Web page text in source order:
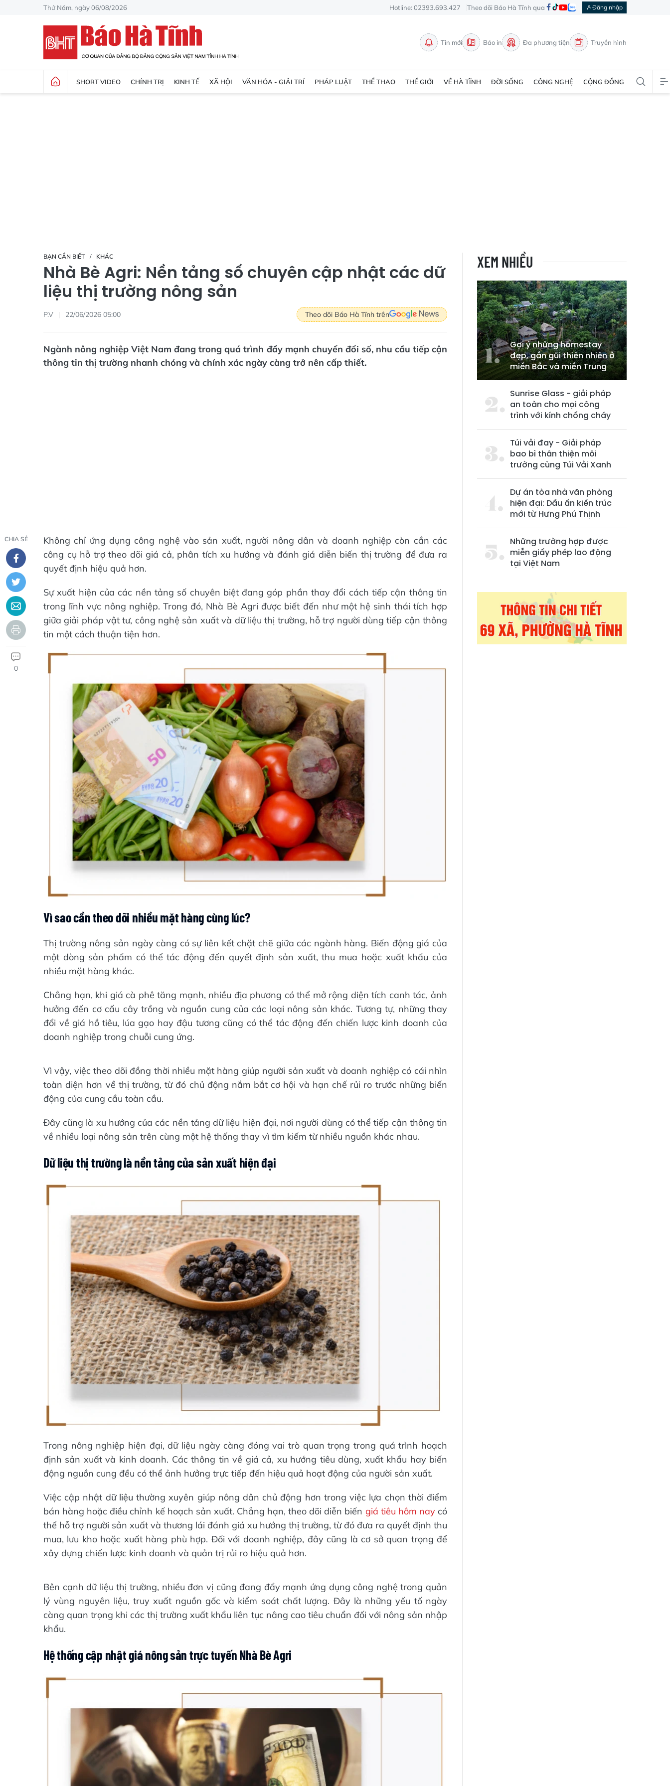
Thứ Năm, ngày 06/08/2026 Hotline: 02393.693.427 Theo dõi Báo Hà Tĩnh qua Đăng nhập
Tin mới Báo in Đa phương tiện Truyền hình
SHORT VIDEO CHÍNH TRỊ KINH TẾ XÃ HỘI VĂN HÓA - GIẢI TRÍ PHÁP LUẬT THỂ THAO THẾ GIỚI VỀ HÀ TĨNH ĐỜI SỐNG CÔNG NGHỆ CỘNG ĐỒNG
BẠN CẦN BIẾT KHÁC
Nhà Bè Agri: Nền tảng số chuyên cập nhật các dữ
liệu thị trường nông sản
P.V 22/06/2026 05:00 Theo dõi Báo Hà Tĩnh trên
Ngành nông nghiệp Việt Nam đang trong quá trình đẩy mạnh chuyển đổi số, nhu cầu tiếp cận
thông tin thị trường nhanh chóng và chính xác ngày càng trở nên cấp thiết.
CHIA SẺ
0
Không chỉ ứng dụng công nghệ vào sản xuất, người nông dân và doanh nghiệp còn cần các
công cụ hỗ trợ theo dõi giá cả, phân tích xu hướng và đánh giá diễn biến thị trường để đưa ra
quyết định hiệu quả hơn.
Sự xuất hiện của các nền tảng số chuyên biệt đang góp phần thay đổi cách tiếp cận thông tin
trong lĩnh vực nông nghiệp. Trong đó, Nhà Bè Agri được biết đến như một hệ sinh thái tích hợp
giữa giải pháp vật tư, công nghệ sản xuất và dữ liệu thị trường, hỗ trợ người dùng tiếp cận thông
tin một cách thuận tiện hơn.
Vì sao cần theo dõi nhiều mặt hàng cùng lúc?
Thị trường nông sản ngày càng có sự liên kết chặt chẽ giữa các ngành hàng. Biến động giá của
một dòng sản phẩm có thể tác động đến quyết định sản xuất, thu mua hoặc xuất khẩu của
nhiều mặt hàng khác.
Chẳng hạn, khi giá cà phê tăng mạnh, nhiều địa phương có thể mở rộng diện tích canh tác, ảnh
hưởng đến cơ cấu cây trồng và nguồn cung của các loại nông sản khác. Tương tự, những thay
đổi về giá hồ tiêu, lúa gạo hay đậu tương cũng có thể tác động đến chiến lược kinh doanh của
doanh nghiệp trong chuỗi cung ứng.
Vì vậy, việc theo dõi đồng thời nhiều mặt hàng giúp người sản xuất và doanh nghiệp có cái nhìn
toàn diện hơn về thị trường, từ đó chủ động nắm bắt cơ hội và hạn chế rủi ro trước những biến
động của cung cầu toàn cầu.
Đây cũng là xu hướng của các nền tảng dữ liệu hiện đại, nơi người dùng có thể tiếp cận thông tin
về nhiều loại nông sản trên cùng một hệ thống thay vì tìm kiếm từ nhiều nguồn khác nhau.
Dữ liệu thị trường là nền tảng của sản xuất hiện đại
Trong nông nghiệp hiện đại, dữ liệu ngày càng đóng vai trò quan trọng trong quá trình hoạch
định sản xuất và kinh doanh. Các thông tin về giá cả, xu hướng tiêu dùng, xuất khẩu hay biến
động nguồn cung đều có thể ảnh hưởng trực tiếp đến hiệu quả hoạt động của người sản xuất.
Việc cập nhật dữ liệu thường xuyên giúp nông dân chủ động hơn trong việc lựa chọn thời điểm
bán hàng hoặc điều chỉnh kế hoạch sản xuất. Chẳng hạn, theo dõi diễn biến giá tiêu hôm naycó
thể hỗ trợ người sản xuất và thương lái đánh giá xu hướng thị trường, từ đó đưa ra quyết định thu
mua, lưu kho hoặc xuất hàng phù hợp. Đối với doanh nghiệp, đây cũng là cơ sở quan trọng để
xây dựng chiến lược kinh doanh và quản trị rủi ro hiệu quả hơn.
Bên cạnh dữ liệu thị trường, nhiều đơn vị cũng đang đẩy mạnh ứng dụng công nghệ trong quản
lý vùng nguyên liệu, truy xuất nguồn gốc và kiểm soát chất lượng. Đây là những yếu tố ngày
càng quan trọng khi các thị trường xuất khẩu liên tục nâng cao tiêu chuẩn đối với nông sản nhập
khẩu.
Hệ thống cập nhật giá nông sản trực tuyến Nhà Bè Agri
XEM NHIỀU
Gợi ý những homestay
đẹp, gần gũi thiên nhiên ở
miền Bắc và miền Trung
Sunrise Glass - giải pháp
an toàn cho mọi công
trình với kính chống cháy
Túi vải đay - Giải pháp
bao bì thân thiện môi
trường cùng Túi Vải Xanh
Dự án tòa nhà văn phòng
hiện đại: Dấu ấn kiến trúc
mới từ Hưng Phú Thịnh
Những trường hợp được
miễn giấy phép lao động
tại Việt Nam